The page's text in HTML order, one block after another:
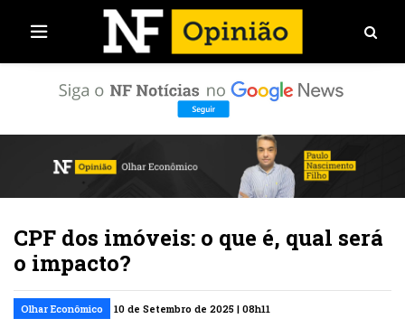
CPF dos imóveis: o que é, qual será
o impacto?
Olhar Econômico 10 de Setembro de 2025 | 08h11